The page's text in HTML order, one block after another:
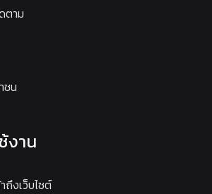
ตาม
ชน
งาน
ถึงเว็บไซต์